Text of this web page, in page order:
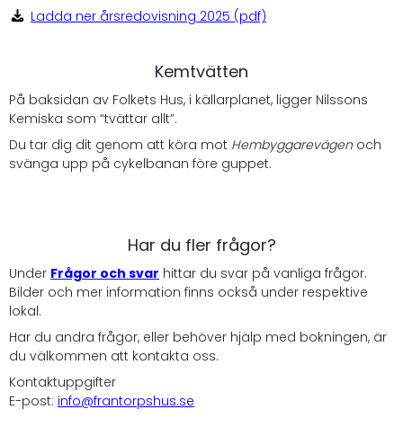
Ladda ner årsredovisning 2025 (pdf)
Kemtvätten
På baksidan av Folkets Hus, i källarplanet, ligger Nilssons
Kemiska som “tvättar allt”.
Du tar dig dit genom att köra mot Hembyggarevägen och
svänga upp på cykelbanan före guppet.
Har du fler frågor?
Under Frågor och svar hittar du svar på vanliga frågor.
Bilder och mer information finns också under respektive
lokal.
Har du andra frågor, eller behöver hjälp med bokningen, är
du välkommen att kontakta oss.
Kontaktuppgifter
E-post: info@frantorpshus.se